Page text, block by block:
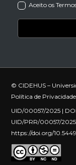
Aceito os
© CIDEHUS –
Política de
UID/00057/2025 |
UID/PRR/00057/
https://doi.org/